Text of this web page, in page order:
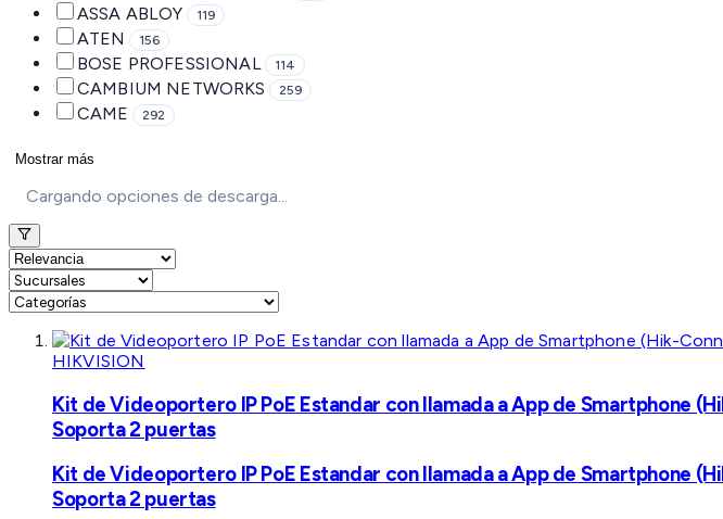
ASSA ABLOY 119
ATEN 156
BOSE PROFESSIONAL 114
CAMBIUM NETWORKS 259
CAME 292
Mostrar más
Cargando opciones de descarga...
HIKVISION
Kit de Videoportero IP PoE Estandar con llamada a App de Smartphone
Soporta 2 puertas
Kit de Videoportero IP PoE Estandar con llamada a App de Smartphone
Soporta 2 puertas